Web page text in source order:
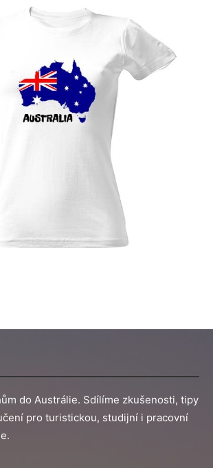
do Austrálie. Sdílíme zkušenosti, tipy
pro turistickou, studijní i pracovní